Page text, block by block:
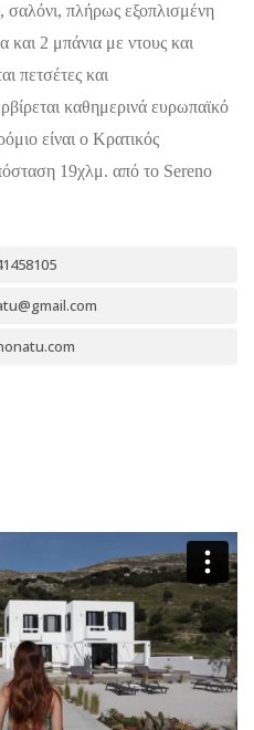
σαλόνι, πλήρως εξοπλισμένη
και 2 μπάνια με ντους και
πετσέτες και
καθημερινά ευρωπαϊκό
είναι ο Κρατικός
19χλμ. από το Sereno